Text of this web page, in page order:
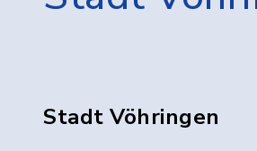
Stadt Vöhringen